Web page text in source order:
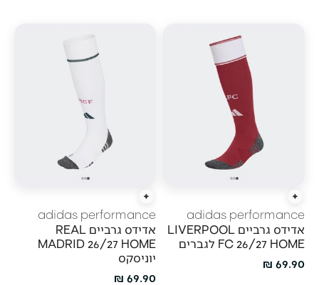
הוספה מהירה
adidas performance
אדידס גרביים LIVERPOOL
FC 26/27 HOME לגברים
מחיר מבצע
69.90 ₪
הוספה מהירה
adidas performance
אדידס גרביים REAL
MADRID 26/27 HOME
יוניסקס
מחיר מבצע
69.90 ₪